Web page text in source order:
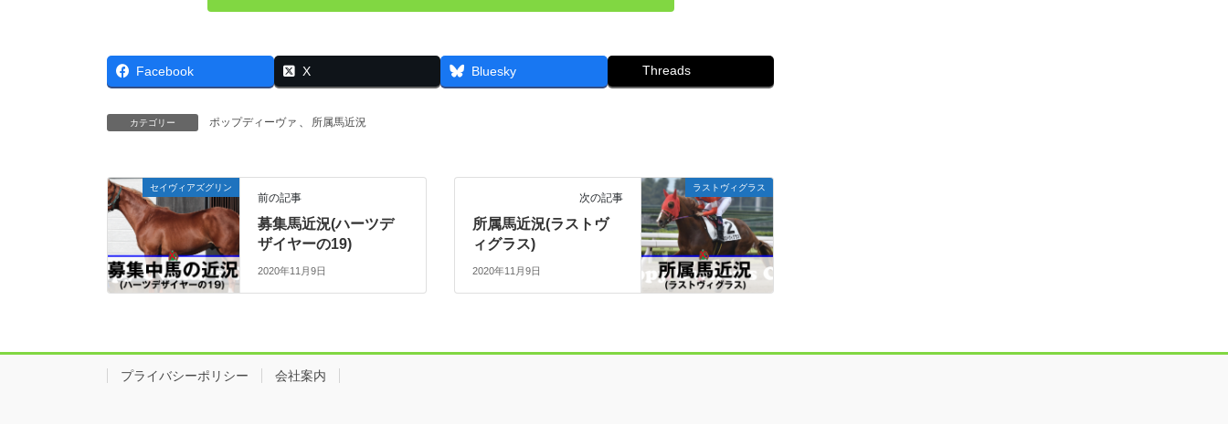
Facebook X Bluesky Threads
カテゴリー ポップディーヴァ 、 所属馬近況
セイヴィアズグリン
前の記事
募集馬近況(ハーツデ
ザイヤーの19)
2020年11月9日
ラストヴィグラス
次の記事
所属馬近況(ラストヴ
ィグラス)
2020年11月9日
プライバシーポリシー 会社案内